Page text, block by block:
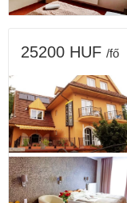
25200 HUF /fő